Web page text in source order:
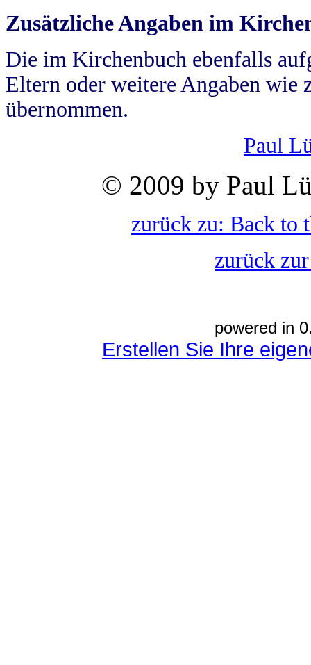
Zusätzliche Angaben im
Die im Kirchenbuch ebenfalls
Eltern oder weitere Angaben wie
übernommen.
Paul
© 2009 by Paul
zurück zu: Back to
zurück
powered in
Erstellen Sie Ihre